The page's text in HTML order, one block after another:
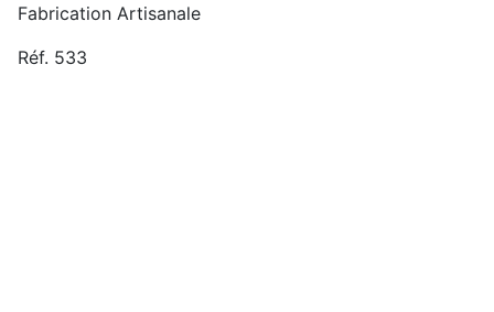
Fabrication Artisanale
Réf. 533